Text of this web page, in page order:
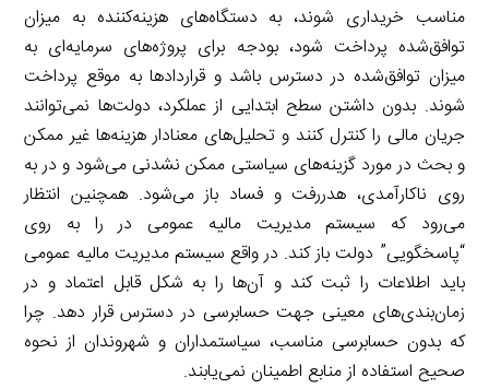
مناسب خریداری شوند، به دستگاه‌های هزینه‌کننده به میزان
توافق‌شده پرداخت شود، بودجه برای پروژه‌های سرمایه‌ای به
میزان توافق‌شده در دسترس باشد و قراردادها به موقع پرداخت
شوند. بدون داشتن سطح ابتدایی از عملکرد، دولت‌ها نمی‌توانند
جریان مالی را کنترل کنند و تحلیل‌های معنادار هزینه‌ها غیر ممکن
و بحث در مورد گزینه‌های سیاستی ممکن نشدنی می‌شود و در به
روی ناکارآمدی، هدررفت و فساد باز می‌شود. همچنین انتظار
می‌رود که سیستم مدیریت مالیه عمومی در را به روی
“پاسخگویی” دولت باز کند. در واقع سیستم مدیریت مالیه عمومی
باید اطلاعات را ثبت کند و آن‌ها را به شکل قابل اعتماد و در
زمان‌بندی‌های معینی جهت حسابرسی در دسترس قرار دهد. چرا
که بدون حسابرسی مناسب، سیاستمداران و شهروندان از نحوه
صحیح استفاده از منابع اطمینان نمی‌یابند.